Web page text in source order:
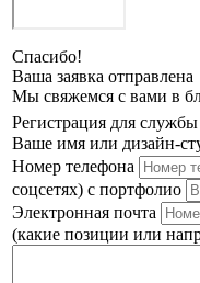
Спасибо!
Ваша заявка отправлена
Мы свяжемся с вами в
Регистрация для
Ваше имя или дизайн-
Номер телефона
соцсетях) с портфолио
Электронная почта
(какие позиции или